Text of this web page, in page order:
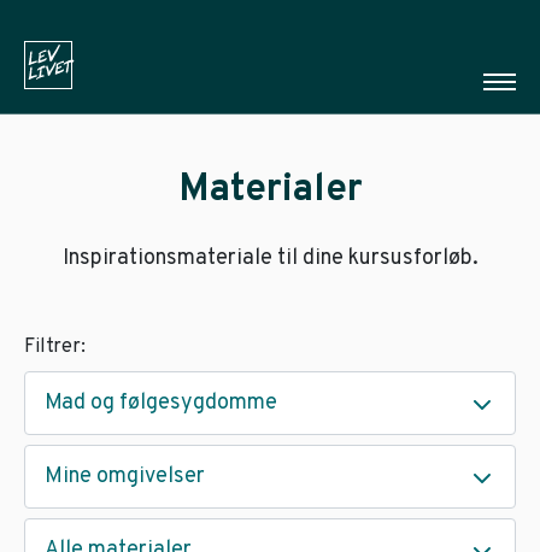
Materialer
Inspirationsmateriale til dine kursusforløb.
Filtrer:
Mad og følgesygdomme
Mine omgivelser